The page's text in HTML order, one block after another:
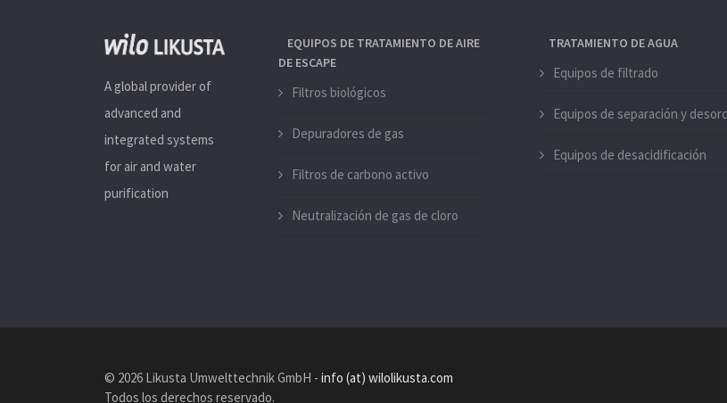
A global provider of
advanced and
integrated systems
for air and water
purification
EQUIPOS DE TRATAMIENTO DE AIRE
DE ESCAPE
Filtros biológicos
Depuradores de gas
Filtros de carbono activo
Neutralización de gas de cloro
TRATAMIENTO DE AGUA
Equipos de filtrado
Equipos de separación y
Equipos de desacidificación
© 2026 Likusta Umwelttechnik GmbH - info (at) wilolikusta.com
Todos los derechos reservado.